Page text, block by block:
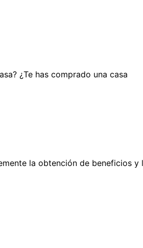
¿Te has comprado una casa
la obtención de beneficios y